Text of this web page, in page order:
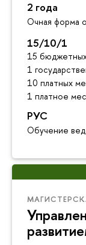
2 года
Очная форма
15/10/1
15
1
10 платных
1 платное
РУС
Обучение